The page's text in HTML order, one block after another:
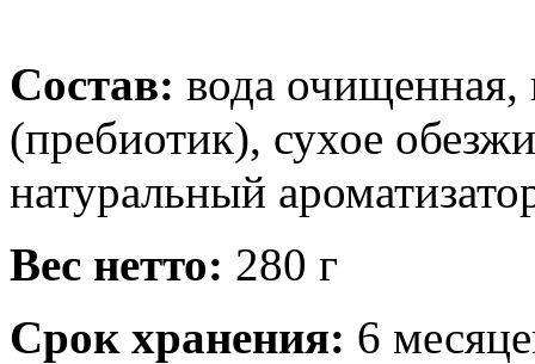
Состав: вода очищенная,
(пребиотик), сухое
натуральный
Вес нетто: 280 г
Срок хранения: 6